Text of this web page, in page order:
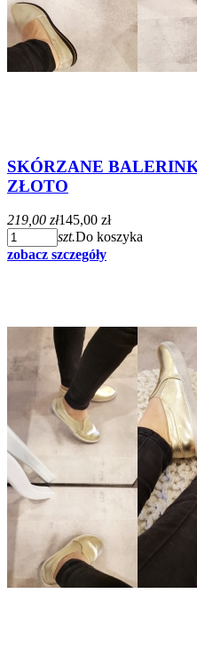
SKÓRZANE
ZŁOTO
219,00 zł145,00 zł
szt.Do koszyka
zobacz szczegóły